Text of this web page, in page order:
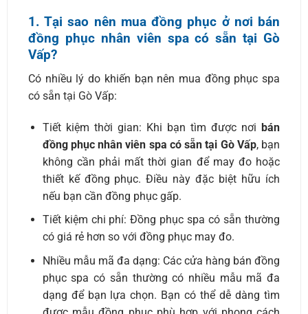
1. Tại sao nên mua đồng phục ở nơi bán
đồng phục nhân viên spa có sẵn tại Gò
Vấp?
Có nhiều lý do khiến bạn nên mua đồng phục spa
có sẵn tại Gò Vấp:
Tiết kiệm thời gian: Khi bạn tìm được nơibán
đồng phục nhân viên spa có sẵn tại Gò Vấp, bạn
không cần phải mất thời gian để may đo hoặc
thiết kế đồng phục. Điều này đặc biệt hữu ích
nếu bạn cần đồng phục gấp.
Tiết kiệm chi phí: Đồng phục spa có sẵn thường
có giá rẻ hơn so với đồng phục may đo.
Nhiều mẫu mã đa dạng: Các cửa hàng bán đồng
phục spa có sẵn thường có nhiều mẫu mã đa
dạng để bạn lựa chọn. Bạn có thể dễ dàng tìm